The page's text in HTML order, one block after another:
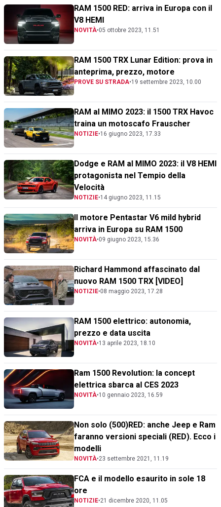
RAM 1500 RED: arriva in Europa con il
V8 HEMI
NOVITÀ•05 ottobre 2023, 11.51
RAM 1500 TRX Lunar Edition: prova in
anteprima, prezzo, motore
PROVE SU STRADA•19 settembre 2023, 10.00
RAM al MIMO 2023: il 1500 TRX Havoc
traina un motoscafo Frauscher
NOTIZIE•16 giugno 2023, 17.33
Dodge e RAM al MIMO 2023: il V8 HEMI
protagonista nel Tempio della
Velocità
NOTIZIE•14 giugno 2023, 11.15
Il motore Pentastar V6 mild hybrid
arriva in Europa su RAM 1500
NOVITÀ•09 giugno 2023, 15.36
Richard Hammond affascinato dal
nuovo RAM 1500 TRX [VIDEO]
NOTIZIE•08 maggio 2023, 17.28
RAM 1500 elettrico: autonomia,
prezzo e data uscita
NOVITÀ•13 aprile 2023, 18.10
Ram 1500 Revolution: la concept
elettrica sbarca al CES 2023
NOVITÀ•10 gennaio 2023, 16.59
Non solo (500)RED: anche Jeep e Ram
faranno versioni speciali (RED). Ecco i
modelli
NOVITÀ•23 settembre 2021, 11.19
FCA e il modello esaurito in sole 18
ore
NOTIZIE•21 dicembre 2020, 11.05